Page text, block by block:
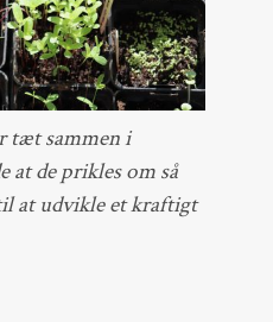
tæt sammen i
at de prikles om så
at udvikle et kraftigt